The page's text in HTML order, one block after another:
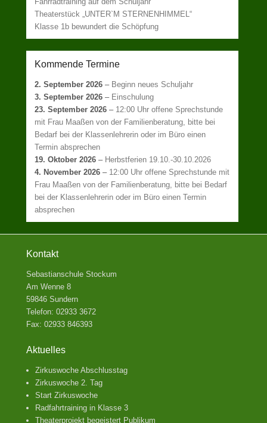
Theaterstück „UNTER`M STERNENHIMMEL“
Klasse 1b bewundert die Schöpfung
Kommende Termine
2. September 2026 – Beginn neues Schuljahr
3. September 2026 – Einschulung
23. September 2026 – 12:00 Uhr offene Sprechstunde
mit Frau Maaßen von der Familienberatung, bitte bei
Bedarf bei der Klassenlehrerin oder im Büro einen
Termin absprechen
19. Oktober 2026 – Herbstferien 19.10.-30.10.2026
4. November 2026 – 12:00 Uhr offene Sprechstunde mit
Frau Maaßen von der Familienberatung, bitte bei Bedarf
bei der Klassenlehrerin oder im Büro einen Termin
absprechen
Kontakt
Sebastianschule Stockum
Am Wenne 8
59846 Sundern
Telefon: 02933 3672
Fax: 02933 846393
Aktuelles
Zirkuswoche Abschlusstag
Zirkuswoche 2. Tag
Start Zirkuswoche
Radfahrtraining in Klasse 3
Theaterprojekt begeistert Publikum